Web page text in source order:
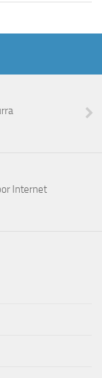
Internet